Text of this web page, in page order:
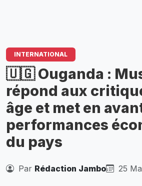
INTERNATIONAL
🇺🇬 Ouganda :
répond aux
âge et met en
performances
du pays
Par Rédaction Jambo 25